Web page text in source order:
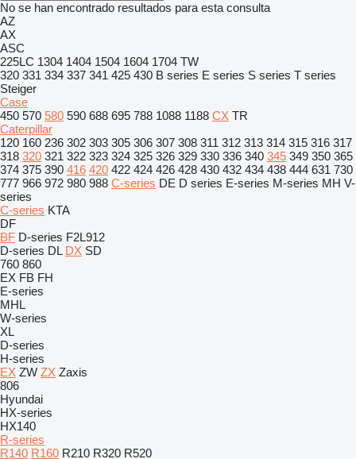
No se han encontrado resultados para esta consulta
AZ
AX
ASC
225LC 1304 1404 1504 1604 1704 TW
320 331 334 337 341 425 430 B series E series S series T series
Steiger
Case
450 570 580 590 688 695 788 1088 1188 CX TR
Caterpillar
120 160 236 302 303 305 306 307 308 311 312 313 314 315 316 317
318 320 321 322 323 324 325 326 329 330 336 340 345 349 350 365
374 375 390 416 420 422 424 426 428 430 432 434 438 444 631 730
777 966 972 980 988 C-series DE D series E-series M-series MH V-
series
C-series KTA
DF
BF D-series F2L912
D-series DL DX SD
760 860
EX FB FH
E-series
MHL
W-series
XL
D-series
H-series
EX ZW ZX Zaxis
806
Hyundai
HX-series
HX140
R-series
R140 R160 R210 R320 R520